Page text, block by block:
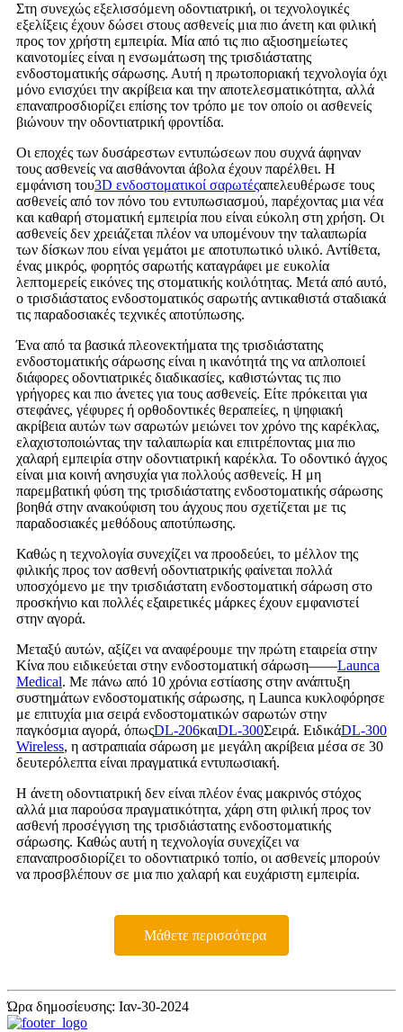
Στη συνεχώς εξελισσόμενη οδοντιατρική, οι τεχνολογικές
εξελίξεις έχουν δώσει στους ασθενείς μια πιο άνετη και φιλική
προς τον χρήστη εμπειρία. Μία από τις πιο αξιοσημείωτες
καινοτομίες είναι η ενσωμάτωση της τρισδιάστατης
ενδοστοματικής σάρωσης. Αυτή η πρωτοποριακή τεχνολογία όχι
μόνο ενισχύει την ακρίβεια και την αποτελεσματικότητα, αλλά
επαναπροσδιορίζει επίσης τον τρόπο με τον οποίο οι ασθενείς
βιώνουν την οδοντιατρική φροντίδα.
Οι εποχές των δυσάρεστων εντυπώσεων που συχνά άφηναν
τους ασθενείς να αισθάνονται άβολα έχουν παρέλθει. Η
εμφάνιση του3D ενδοστοματικοί σαρωτέςαπελευθέρωσε τους
ασθενείς από τον πόνο του εντυπωσιασμού, παρέχοντας μια νέα
και καθαρή στοματική εμπειρία που είναι εύκολη στη χρήση. Οι
ασθενείς δεν χρειάζεται πλέον να υπομένουν την ταλαιπωρία
των δίσκων που είναι γεμάτοι με αποτυπωτικό υλικό. Αντίθετα,
ένας μικρός, φορητός σαρωτής καταγράφει με ευκολία
λεπτομερείς εικόνες της στοματικής κοιλότητας. Μετά από αυτό,
ο τρισδιάστατος ενδοστοματικός σαρωτής αντικαθιστά σταδιακά
τις παραδοσιακές τεχνικές αποτύπωσης.
Ένα από τα βασικά πλεονεκτήματα της τρισδιάστατης
ενδοστοματικής σάρωσης είναι η ικανότητά της να απλοποιεί
διάφορες οδοντιατρικές διαδικασίες, καθιστώντας τις πιο
γρήγορες και πιο άνετες για τους ασθενείς. Είτε πρόκειται για
στεφάνες, γέφυρες ή ορθοδοντικές θεραπείες, η ψηφιακή
ακρίβεια αυτών των σαρωτών μειώνει τον χρόνο της καρέκλας,
ελαχιστοποιώντας την ταλαιπωρία και επιτρέποντας μια πιο
χαλαρή εμπειρία στην οδοντιατρική καρέκλα. Το οδοντικό άγχος
είναι μια κοινή ανησυχία για πολλούς ασθενείς. Η μη
παρεμβατική φύση της τρισδιάστατης ενδοστοματικής σάρωσης
βοηθά στην ανακούφιση του άγχους που σχετίζεται με τις
παραδοσιακές μεθόδους αποτύπωσης.
Καθώς η τεχνολογία συνεχίζει να προοδεύει, το μέλλον της
φιλικής προς τον ασθενή οδοντιατρικής φαίνεται πολλά
υποσχόμενο με την τρισδιάστατη ενδοστοματική σάρωση στο
προσκήνιο και πολλές εξαιρετικές μάρκες έχουν εμφανιστεί
στην αγορά.
Μεταξύ αυτών, αξίζει να αναφέρουμε την πρώτη εταιρεία στην
Κίνα που ειδικεύεται στην ενδοστοματική σάρωση——Launca
Medical. Με πάνω από 10 χρόνια εστίασης στην ανάπτυξη
συστημάτων ενδοστοματικής σάρωσης, η Launca κυκλοφόρησε
με επιτυχία μια σειρά ενδοστοματικών σαρωτών στην
παγκόσμια αγορά, όπωςDL-206καιDL-300Σειρά. ΕιδικάDL-300
Wireless, η αστραπιαία σάρωση με μεγάλη ακρίβεια μέσα σε 30
δευτερόλεπτα είναι πραγματικά εντυπωσιακή.
Η άνετη οδοντιατρική δεν είναι πλέον ένας μακρινός στόχος
αλλά μια παρούσα πραγματικότητα, χάρη στη φιλική προς τον
ασθενή προσέγγιση της τρισδιάστατης ενδοστοματικής
σάρωσης. Καθώς αυτή η τεχνολογία συνεχίζει να
επαναπροσδιορίζει το οδοντιατρικό τοπίο, οι ασθενείς μπορούν
να προσβλέπουν σε μια πιο χαλαρή και ευχάριστη εμπειρία.
Μάθετε περισσότερα
Ώρα δημοσίευσης: Ιαν-30-2024